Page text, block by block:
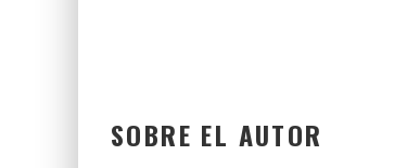
SOBRE EL AUTOR